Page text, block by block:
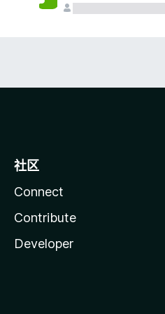
社区
Connect
Contribute
Developer